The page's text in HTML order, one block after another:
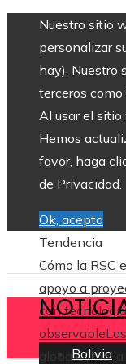
Nuestro sitio
personalizar
hay). Nuestro
terceros
Al usar el sitio
Hemos
favor, haga
de Privacidad.
Ok, acepto
Tendencia
Cómo la RSC
apoyo a
con
observable
globalCómo
Bolivia